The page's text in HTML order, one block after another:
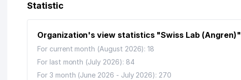
Statistic
Organization's view statistics "Swiss Lab (Angren)"
For current month (August 2026): 18
For last month (July 2026): 84
For 3 month (June 2026 - July 2026): 270